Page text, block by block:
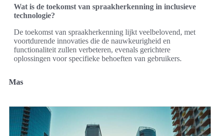
Wat is de toekomst van spraakherkenning in inclusieve
technologie?
De toekomst van spraakherkenning lijkt veelbelovend, met
voortdurende innovaties die de nauwkeurigheid en
functionaliteit zullen verbeteren, evenals gerichtere
oplossingen voor specifieke behoeften van gebruikers.
Mas